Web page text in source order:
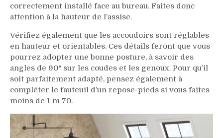
correctement installé face au bureau. Faites donc
attention à la hauteur de l’assise.
Vérifiez également que les accoudoirs sont réglables
en hauteur et orientables. Ces détails feront que vous
pourrez adopter une bonne posture, à savoir des
angles de 90° sur les coudes et les genoux. Pour qu’il
soit parfaitement adapté, pensez également à
compléter le fauteuil d’un repose-pieds si vous faites
moins de 1 m 70.